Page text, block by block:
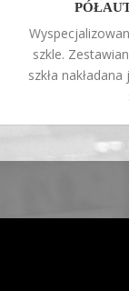
szkle.
szkła